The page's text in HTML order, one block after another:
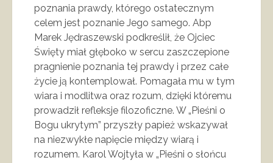
poznania prawdy, którego ostatecznym
celem jest poznanie Jego samego. Abp
Marek Jędraszewski podkreślił, że Ojciec
Święty miał głęboko w sercu zaszczepione
pragnienie poznania tej prawdy i przez całe
życie ją kontemplował. Pomagała mu w tym
wiara i modlitwa oraz rozum, dzięki któremu
prowadził refleksje filozoficzne. W „Pieśni o
Bogu ukrytym” przyszły papież wskazywał
na niezwykłe napięcie między wiarą i
rozumem. Karol Wojtyła w „Pieśni o słońcu